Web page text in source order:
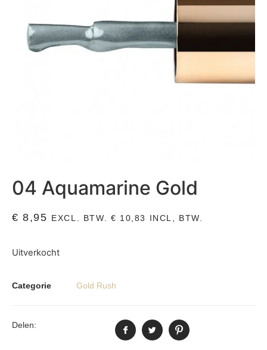
04 Aquamarine Gold
€ 8,95 EXCL. BTW. € 10,83 INCL, BTW.
Uitverkocht
Categorie Gold Rush
Delen: